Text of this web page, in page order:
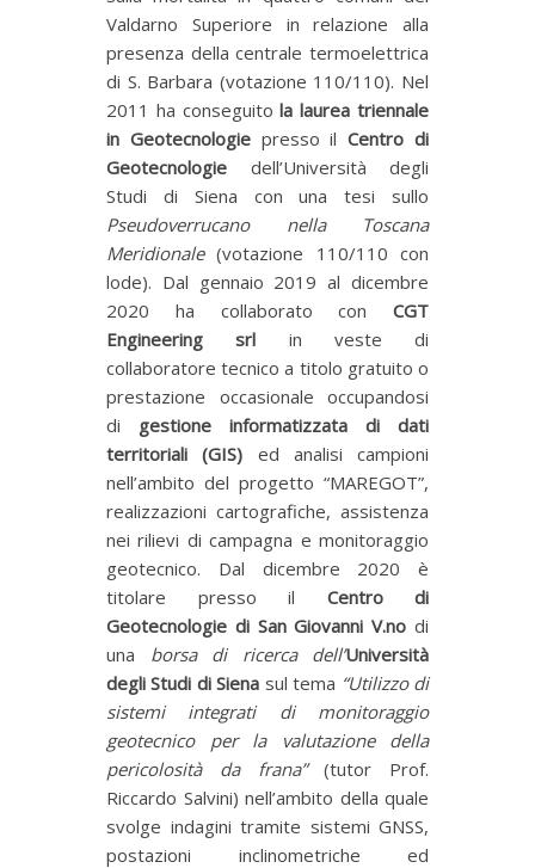
Valdarno Superiore in relazione alla
presenza della centrale termoelettrica
di S. Barbara (votazione 110/110). Nel
2011 ha conseguitola laurea triennale
in Geotecnologiepresso ilCentro di
Geotecnologie dell’Università degli
Studi di Siena con una tesi sullo
Pseudoverrucano nella Toscana
Meridionale(votazione 110/110 con
lode). Dal gennaio 2019 al dicembre
2020 ha collaborato con CGT
Engineering srl in veste di
collaboratore tecnico a titolo gratuito o
prestazione occasionale occupandosi
di gestione informatizzata di dati
territoriali (GIS) ed analisi campioni
nell’ambito del progetto “MAREGOT”,
realizzazioni cartografiche, assistenza
nei rilievi di campagna e monitoraggio
geotecnico. Dal dicembre 2020 è
titolare presso il Centro di
Geotecnologie di San Giovanni V.no di
una borsa di ricerca dell’Università
degli Studi di Siena sul tema “Utilizzo di
sistemi integrati di monitoraggio
geotecnico per la valutazione della
pericolosità da frana”(tutor Prof.
Riccardo Salvini) nell’ambito della quale
svolge indagini tramite sistemi GNSS,
postazioni inclinometriche ed